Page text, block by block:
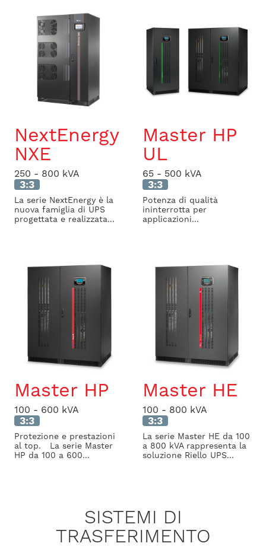
NextEnergy
NXE
250 - 800 kVA
3:3
La serie NextEnergy è la
nuova famiglia di UPS
progettata e realizzata...
Master HP
UL
65 - 500 kVA
3:3
Potenza di qualità
ininterrotta per
applicazioni...
Master HP
100 - 600 kVA
3:3
Protezione e prestazioni
al top. La serie Master
HP da 100 a 600...
Master HE
100 - 800 kVA
3:3
La serie Master HE da 100
a 800 kVA rappresenta la
soluzione Riello UPS...
SISTEMI DI
TRASFERIMENTO